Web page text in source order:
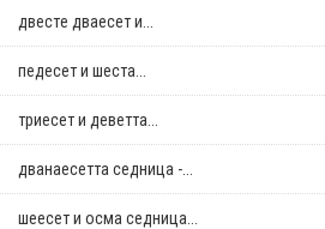
двестe дваесет и...
педесет и шеста...
триесет и деветта...
дванаесетта седница -...
шеесет и осма седница...